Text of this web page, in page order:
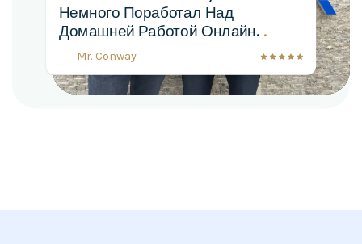
Немного Поработал Над
Домашней Работой Онлайн. .
Mr. Conway